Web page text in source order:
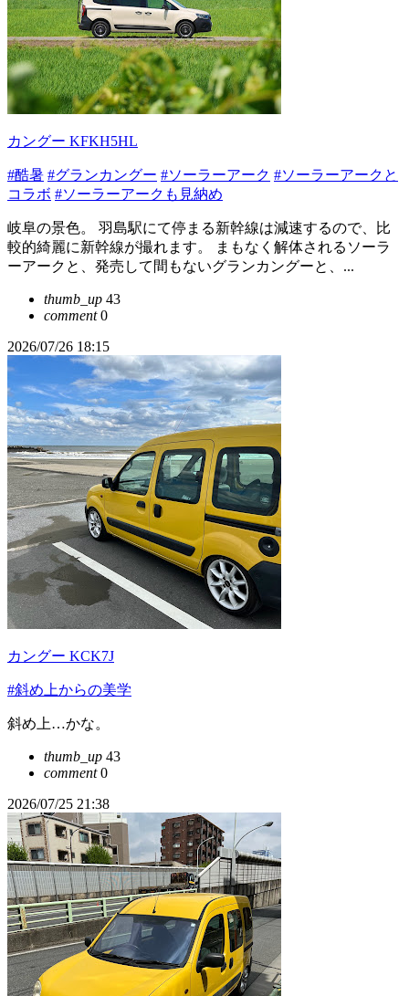
カングー KFKH5HL
#酷暑 #グランカングー #ソーラーアーク #ソーラーアークと
コラボ #ソーラーアークも見納め
岐阜の景色。 羽島駅にて停まる新幹線は減速するので、比
較的綺麗に新幹線が撮れます。 まもなく解体されるソーラ
ーアークと、発売して間もないグランカングーと、...
thumb_up 43
comment0
2026/07/26 18:15
カングー KCK7J
#斜め上からの美学
斜め上…かな。
thumb_up 43
comment0
2026/07/25 21:38